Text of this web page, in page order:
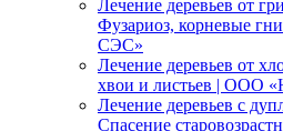
Лечение деревьев от
Фузариоз, корневые
СЭС»
Лечение деревьев от
хвои и листьев | ООО
Лечение деревьев с
Спасение